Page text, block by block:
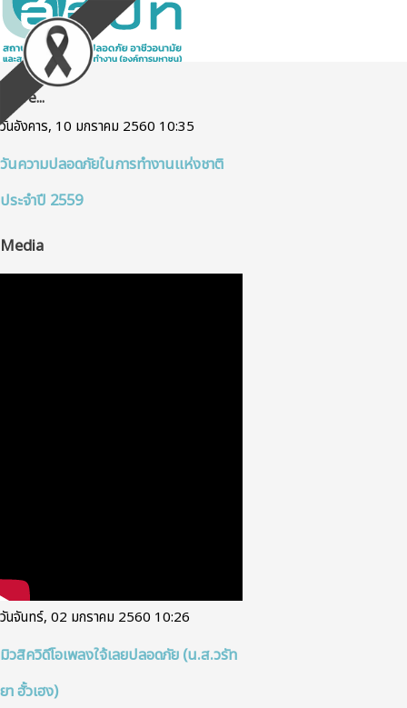
More...
วันอังคาร, 10 มกราคม 2560 10:35
วันความปลอดภัยในการทำงานแห่งชาติ
ประจำปี 2559
Media
วันจันทร์, 02 มกราคม 2560 10:26
มิวสิควิดีโอเพลงใจ้เลยปลอดภัย (น.ส.วรัท
ยา ฮั้วเฮง)